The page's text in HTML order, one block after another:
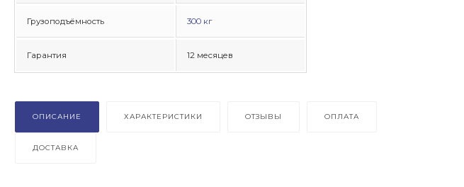
Грузоподъёмность 300 кг
Гарантия 12 месяцев
ОПИСАНИЕ ХАРАКТЕРИСТИКИ ОТЗЫВЫ ОПЛАТА
ДОСТАВКА